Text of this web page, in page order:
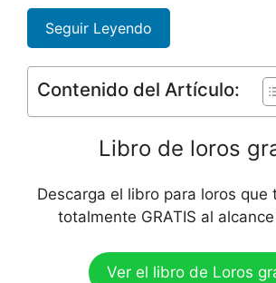
Seguir Leyendo
Contenido del Artículo:
Libro de loros
Descarga el libro para loros que
totalmente GRATIS al
Ver el libro de Loros